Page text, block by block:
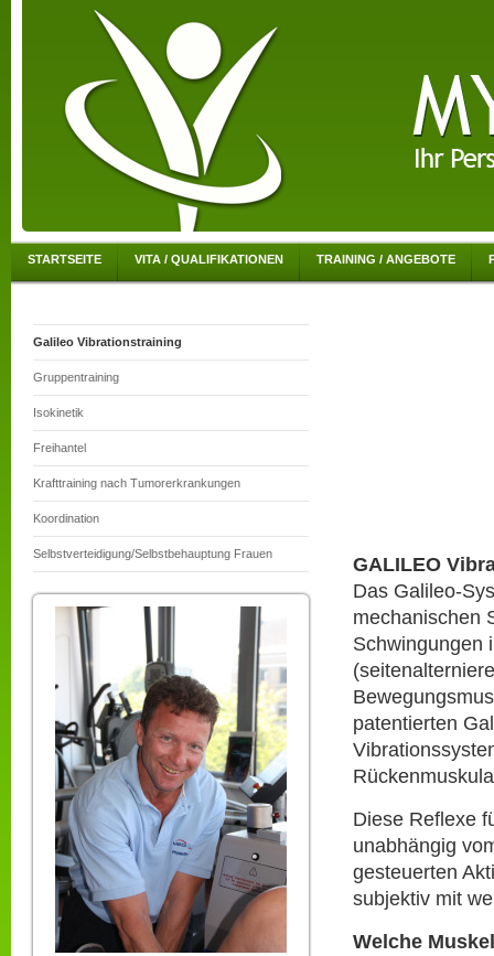
STARTSEITE VITA / QUALIFIKATIONEN TRAINING / ANGEBOTE
Galileo Vibrationstraining
Gruppentraining
Isokinetik
Freihantel
Krafttraining nach Tumorerkrankungen
Koordination
Selbstverteidigung/Selbstbehauptung Frauen
GALILEO
Das Galileo-
mechanischen
Schwingungen
patentierten
Diese Reflexe
unabhängig
gesteuerten
subjektiv mit
Welche